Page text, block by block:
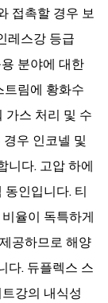
접촉할 경우 보
레스강 등급
분야에 대한
림에 황화수
가스 처리 및 수
우 인코넬 및
니다. 고압 하에
인입니다. 티
율이 독특하게
공하므로 해양
다. 듀플렉스 스
강의 내식성